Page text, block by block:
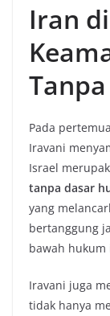
Iran
Pada
Iravani
Israel
tanpa dasar
yang
bertanggung
bawah
Iravani juga
tidak hanya